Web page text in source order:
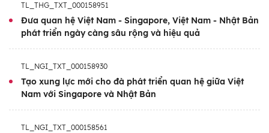
TL_THG_TXT_000158951
Đưa quan hệ Việt Nam - Singapore, Việt Nam - Nhật Bản
phát triển ngày càng sâu rộng và hiệu quả
TL_NGI_TXT_000158930
Tạo xung lực mới cho đà phát triển quan hệ giữa Việt
Nam với Singapore và Nhật Bản
TL_NGI_TXT_000158561